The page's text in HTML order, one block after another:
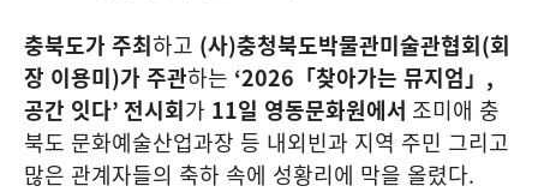
충북도가 주최하고 (사)충청북도박물관미술관협회(회
장 이용미)가 주관하는 ‘2026 「찾아가는 뮤지엄」 ,
공간 잇다’전시회가 11일 영동문화원에서 조미애 충
북도 문화예술산업과장 등 내외빈과 지역 주민 그리고
많은 관계자들의 축하 속에 성황리에 막을 올렸다.